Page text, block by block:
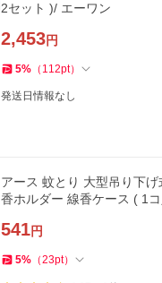
2セット )/ エーワン
2,453円
5% （ 112pt）
発送日情報なし
アース 蚊とり 大型吊り下
香ホルダー 線香ケース ( 1
541円
5% （23pt）